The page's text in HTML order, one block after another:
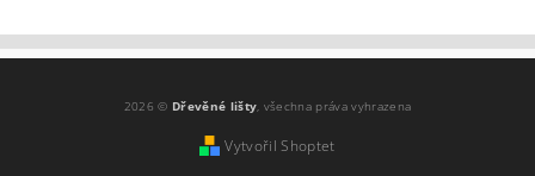
2026 © Dřevěné lišty, všechna práva vyhrazena
Vytvořil Shoptet